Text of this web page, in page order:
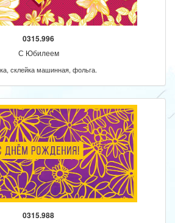
0315.996
С Юбилеем
склейка машинная, фольга.
0315.988